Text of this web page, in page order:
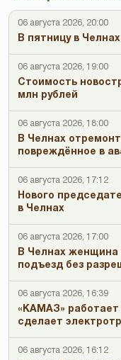
06 августа 2026, 20:00
В пятницу в
06 августа 2026, 19:00
Стоимость
млн рублей
06 августа 2026, 18:00
В Челнах
повреждённое в
06 августа 2026, 17:12
Нового
в Челнах
06 августа 2026, 17:00
В Челнах женщина
подъезд без
06 августа 2026, 16:39
«КАМАЗ» работает
сделает
06 августа 2026, 16:12